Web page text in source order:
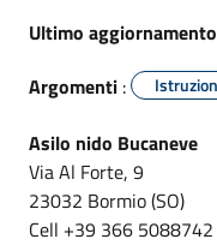
Ultimo aggiornamento
Argomenti :
Asilo nido Bucaneve
Via Al Forte, 9
23032 Bormio (SO)
Cell +39 366 5088742